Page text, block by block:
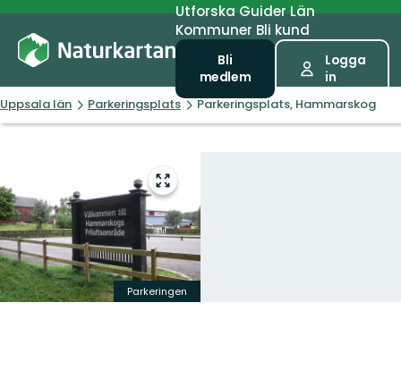
UtforskaGuiderLän
Kommuner Bli kund
Bli
medlem
Logga
in
Uppsala län Parkeringsplats Parkeringsplats, Hammarskog
Gå
till
helskärmsläge
Parkeringen